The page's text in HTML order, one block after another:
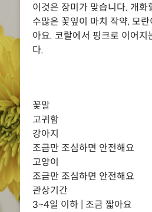
이것은 장미가 맞습니다. 개
수많은 꽃잎이 마치 작약, 모
아요. 코랄에서 핑크로 이어
다.
꽃말
고귀함
강아지
조금만 조심하면 안전해요
고양이
조금만 조심하면 안전해요
관상기간
3~4일 이하 | 조금 짧아요